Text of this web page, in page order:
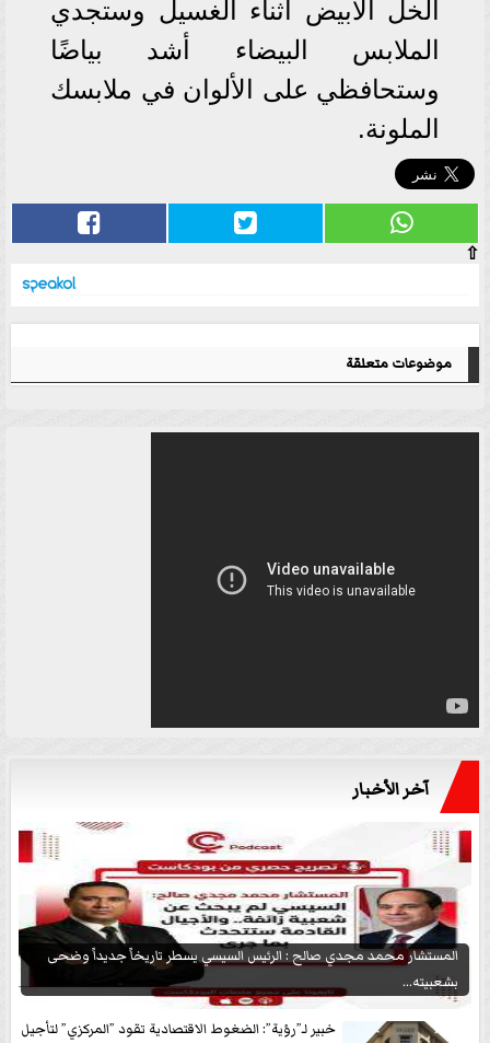
الخل الأبيض أثناء الغسيل وستجدي
الملابس البيضاء أشد بياضًا
وستحافظي على الألوان في ملابسك
الملونة.
⇧
موضوعات متعلقة
آخر الأخبار
المستشار محمد مجدي صالح : الرئيس السيسي يسطر تاريخاً جديداً وضحى
بشعبيته...
خبير لـ”رؤية”: الضغوط الاقتصادية تقود ”المركزي” لتأجيل